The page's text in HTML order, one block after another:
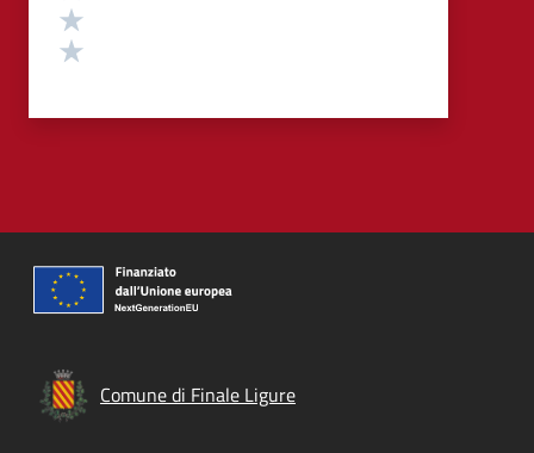
Comune di Finale Ligure